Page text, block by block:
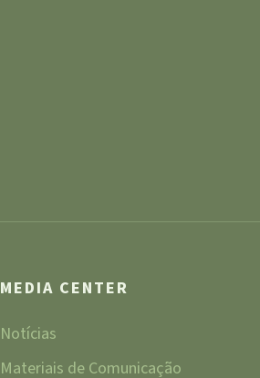
MEDIA CENTER
Notícias
Materiais de Comunicação